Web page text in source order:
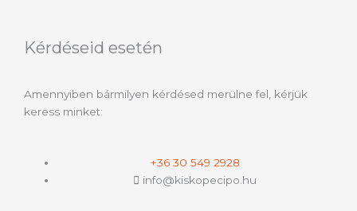
Kérdéseid esetén
Amennyiben bármilyen kérdésed merülne fel, kérjük
keress minket:
+36 30 549 2928
info@kiskopecipo.hu